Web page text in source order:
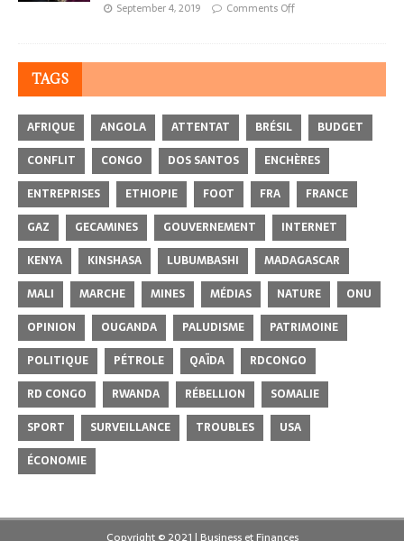
September 4, 2019 Comments Off
TAGS
AFRIQUE ANGOLA ATTENTAT BRÉSIL
BUDGET
CONFLIT
CONGO DOS SANTOS
ENCHÈRES
ENTREPRISES
ETHIOPIE FOOT FRA
FRANCE
GAZ
GECAMINES GOUVERNEMENT
INTERNET
KENYA
KINSHASA LUBUMBASHI
MADAGASCAR
MALI
MARCHE MINES MÉDIAS NATURE
ONU
OPINION
OUGANDA PALUDISME
PATRIMOINE
POLITIQUE
PÉTROLE QAÏDA
RDCONGO
RD CONGO
RWANDA RÉBELLION
SOMALIE
SPORT
SURVEILLANCE TROUBLES
USA
ÉCONOMIE